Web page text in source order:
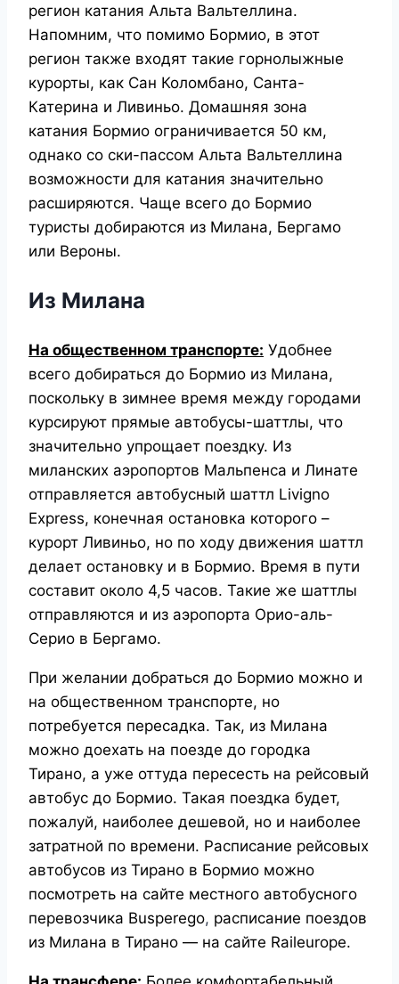
регион катания Альта Вальтеллина.
Напомним, что помимо Бормио, в этот
регион также входят такие горнолыжные
курорты, как Сан Коломбано, Санта-
Катерина и Ливиньо. Домашняя зона
катания Бормио ограничивается 50 км,
однако со ски-пассом Альта Вальтеллина
возможности для катания значительно
расширяются. Чаще всего до Бормио
туристы добираются из Милана, Бергамо
или Вероны.
Из Милана
На общественном транспорте: Удобнее
всего добираться до Бормио из Милана,
поскольку в зимнее время между городами
курсируют прямые автобусы-шаттлы, что
значительно упрощает поездку. Из
миланских аэропортов Мальпенса и Линате
отправляется автобусный шаттл Livigno
Express, конечная остановка которого –
курорт Ливиньо, но по ходу движения шаттл
делает остановку и в Бормио. Время в пути
составит около 4,5 часов. Такие же шаттлы
отправляются и из аэропорта Орио-аль-
Серио в Бергамо.
При желании добраться до Бормио можно и
на общественном транспорте, но
потребуется пересадка. Так, из Милана
можно доехать на поезде до городка
Тирано, а уже оттуда пересесть на рейсовый
автобус до Бормио. Такая поездка будет,
пожалуй, наиболее дешевой, но и наиболее
затратной по времени. Расписание рейсовых
автобусов из Тирано в Бормио можно
посмотреть на сайте местного автобусного
перевозчика Busperego, расписание поездов
из Милана в Тирано — на сайте Raileurope.